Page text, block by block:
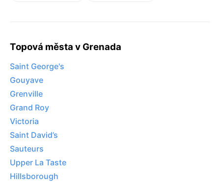
Topová města v Grenada
Saint George's
Gouyave
Grenville
Grand Roy
Victoria
Saint David’s
Sauteurs
Upper La Taste
Hillsborough